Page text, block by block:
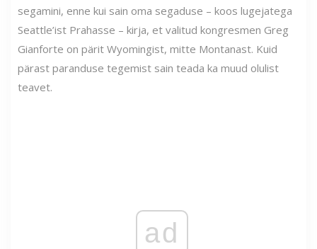
segamini, enne kui sain oma segaduse – koos lugejatega
Seattle’ist Prahasse – kirja, et valitud kongresmen Greg
Gianforte on pärit Wyomingist, mitte Montanast. Kuid
pärast paranduse tegemist sain teada ka muud olulist
teavet.
ad